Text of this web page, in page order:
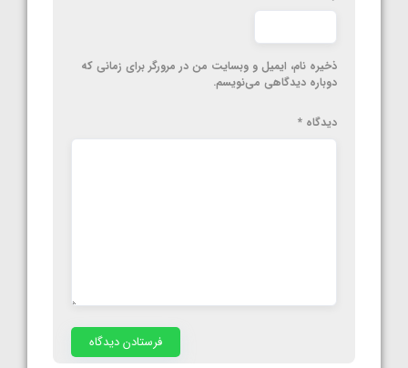
ذخیره نام، ایمیل و وبسایت من در مرورگر برای زمانی که
دوباره دیدگاهی می‌نویسم.
دیدگاه *